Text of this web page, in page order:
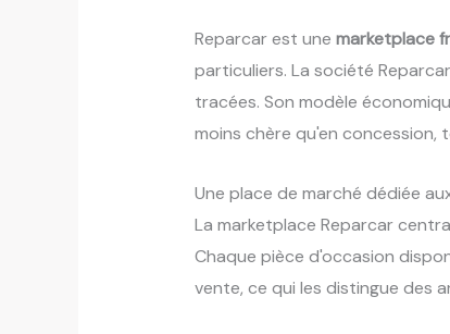
Reparcar est une marketplace
particuliers. La société
tracées. Son modèle
moins chère qu'en
Une place de marché dédiée
La marketplace Reparcar
Chaque pièce d'occasion
vente, ce qui les distingue des